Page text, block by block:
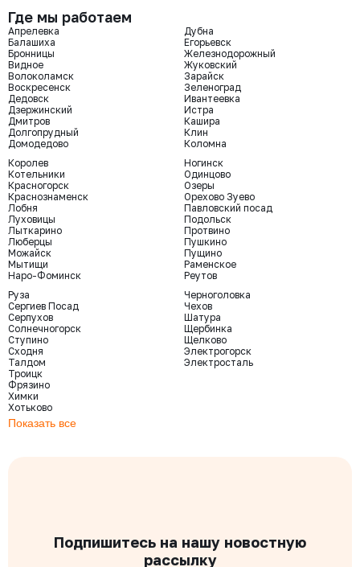
Где мы работаем
Апрелевка
Балашиха
Бронницы
Видное
Волоколамск
Воскресенск
Дедовск
Дзержинский
Дмитров
Долгопрудный
Домодедово
Дубна
Егорьевск
Железнодорожный
Жуковский
Зарайск
Зеленоград
Ивантеевка
Истра
Кашира
Клин
Коломна
Королев
Котельники
Красногорск
Краснознаменск
Лобня
Луховицы
Лыткарино
Люберцы
Можайск
Мытищи
Наро-Фоминск
Ногинск
Одинцово
Озеры
Орехово Зуево
Павловский посад
Подольск
Протвино
Пушкино
Пущино
Раменское
Реутов
Руза
Сергиев Посад
Серпухов
Солнечногорск
Ступино
Сходня
Талдом
Троицк
Фрязино
Химки
Хотьково
Черноголовка
Чехов
Шатура
Щербинка
Щелково
Электрогорск
Электросталь
Показать все
Подпишитесь на нашу новостную
рассылку